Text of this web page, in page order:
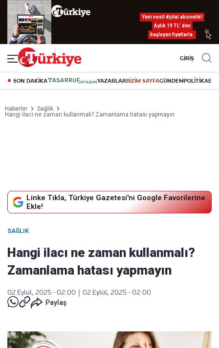
Yeni nesil dijital abonelik!
Aylık 19 TL’ den
başlayan fiyatlarla.
GİRİŞ
SON DAKİKA YAZARLARBİZİM SAYFAGÜNDEMPOLİTİKA
Haberler
Sağlık
Hangi ilacı ne zaman kullanmalı? Zamanlama hatası yapmayın
Linke Tıkla, Türkiye Gazetesi'ni Google Favorilerine
Ekle!
SAĞLIK
Hangi ilacı ne zaman kullanmalı?
Zamanlama hatası yapmayın
02 Eylül, 2025 - 02:00
02 Eylül, 2025 - 02:00
Paylaş